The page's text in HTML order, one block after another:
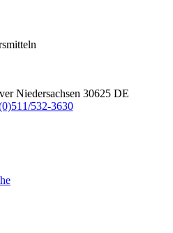
Niedersachsen 30625 DE
532-3630